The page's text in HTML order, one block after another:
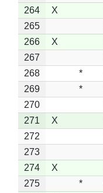
264
X
265
266
X
267
268
*
269
*
270
271
X
272
273
274
X
275
*